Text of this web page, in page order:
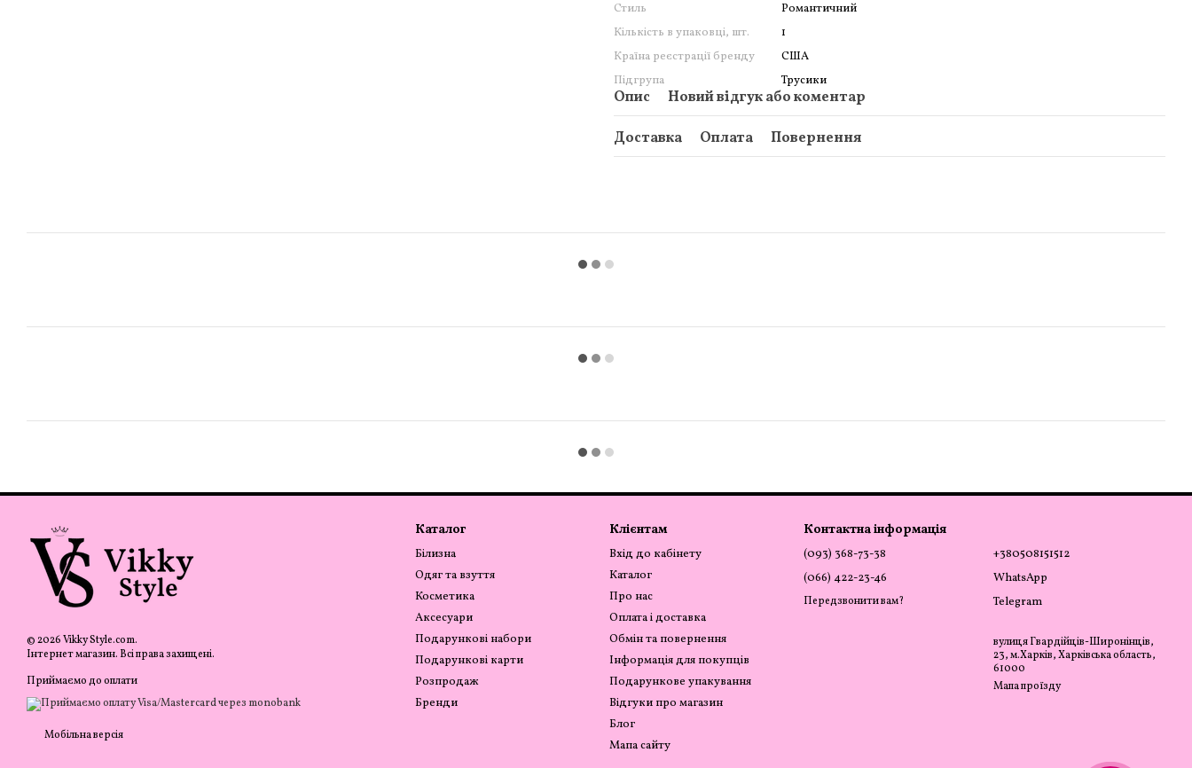
Стиль
Романтичний
Кількість в упаковці, шт.
1
Країна реєстрації бренду
США
Підгрупа
Трусики
Опис Новий відгук або коментар
Доставка Оплата Повернення
© 2026 Vikky Style.com.
Інтернет магазин. Всі права захищені.
Приймаємо до оплати
Мобільна версія
Каталог
Білизна
Одяг та взуття
Косметика
Аксесуари
Подарункові набори
Подарункові карти
Розпродаж
Бренди
Клієнтам
Вхід до кабінету
Каталог
Про нас
Оплата і доставка
Обмін та повернення
Інформація для покупців
Подарункове упакування
Відгуки про магазин
Блог
Мапа сайту
Контактна інформація
(093) 368-73-38
(066) 422-23-46
Передзвонити вам?
+380508151512
WhatsApp
Telegram
вулиця Гвардійців-Широнінців,
23, м.Харків, Харківська область,
61000
Мапа проїзду